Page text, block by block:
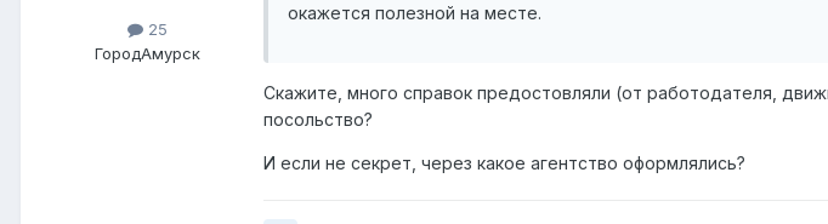
25
ГородАмурск
окажется полезной на месте.
Скажите, много справок предостовляли (от работодателя,
посольство?
И если не секрет, через какое агентство оформлялись?